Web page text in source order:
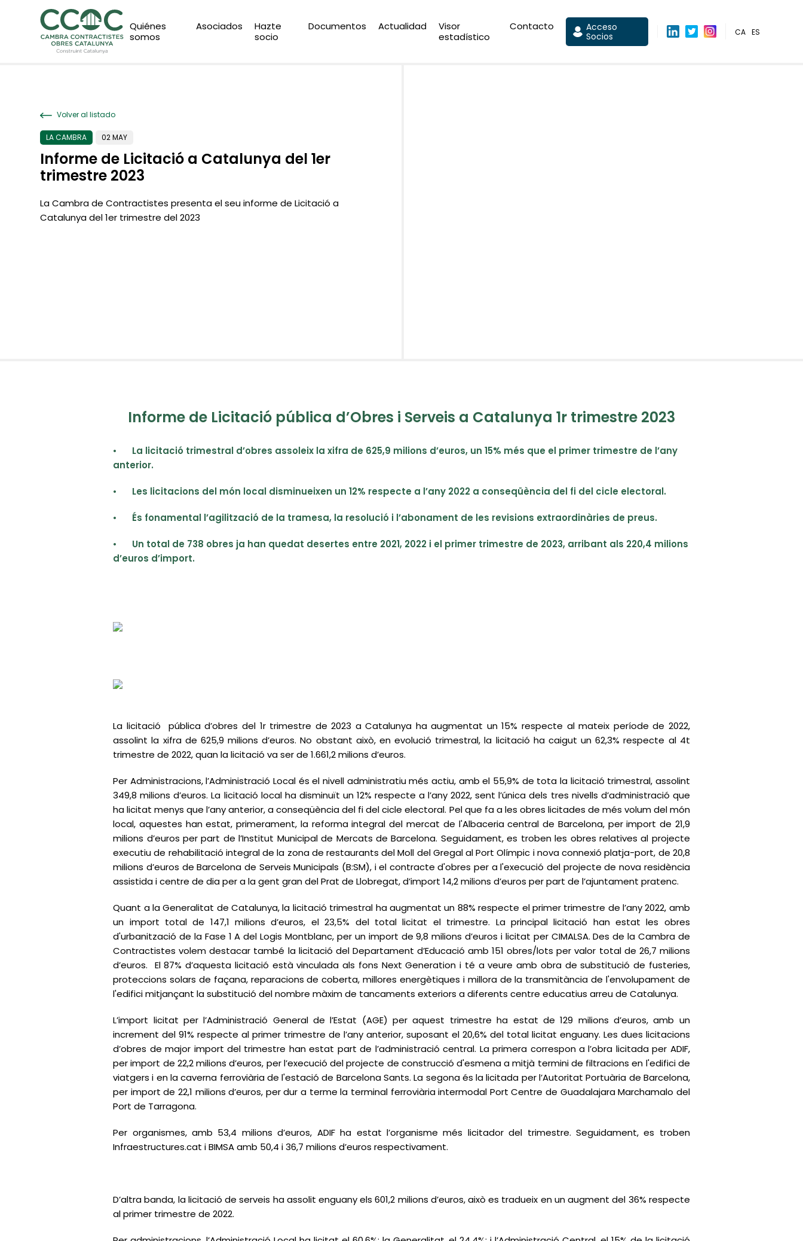
Quiénes
somos
Asociados
Hazte
socio
Documentos Actualidad
Visor
estadístico
Contacto
Acceso
Socios
CA ES
Volver al listado
LA CAMBRA 02 MAY
Informe de Licitació a Catalunya del 1er
trimestre 2023
La Cambra de Contractistes presenta el seu informe de Licitació a
Catalunya del 1er trimestre del 2023
Informe de Licitació pública d’Obres i Serveis a Catalunya 1r trimestre 2023
•
La licitació trimestral d’obres assoleix la xifra de 625,9 milions d’euros, un 15% més que el primer trimestre de l’any
anterior.
• Les licitacions del món local disminueixen un 12% respecte a l’any 2022 a conseqüència del fi del cicle electoral.
• És fonamental l’agilització de la tramesa, la resolució i l’abonament de les revisions extraordinàries de preus.
•
Un total de 738 obres ja han quedat desertes entre 2021, 2022 i el primer trimestre de 2023, arribant als 220,4 milions
d’euros d’import.
La licitació pública d’obres del 1r trimestre de 2023 a Catalunya ha augmentat un 15% respecte al mateix període de 2022,
assolint la xifra de 625,9 milions d’euros. No obstant això, en evolució trimestral, la licitació ha caigut un 62,3% respecte al 4t
trimestre de 2022, quan la licitació va ser de 1.661,2 milions d’euros.
Per Administracions, l’Administració Local és el nivell administratiu més actiu, amb el 55,9% de tota la licitació trimestral, assolint
349,8 milions d’euros. La licitació local ha disminuït un 12% respecte a l’any 2022, sent l’única dels tres nivells d’administració que
ha licitat menys que l’any anterior, a conseqüència del fi del cicle electoral. Pel que fa a les obres licitades de més volum del món
local, aquestes han estat, primerament, la reforma integral del mercat de l'Albaceria central de Barcelona, per import de 21,9
milions d’euros per part de l’Institut Municipal de Mercats de Barcelona. Seguidament, es troben les obres relatives al projecte
executiu de rehabilitació integral de la zona de restaurants del Moll del Gregal al Port Olímpic i nova connexió platja-port, de 20,8
milions d’euros de Barcelona de Serveis Municipals (B:SM), i el contracte d'obres per a l'execució del projecte de nova residència
assistida i centre de dia per a la gent gran del Prat de Llobregat, d’import 14,2 milions d’euros per part de l’ajuntament pratenc.
Quant a la Generalitat de Catalunya, la licitació trimestral ha augmentat un 88% respecte el primer trimestre de l’any 2022, amb
un import total de 147,1 milions d’euros, el 23,5% del total licitat el trimestre. La principal licitació han estat les obres
d'urbanització de la Fase 1 A del Logis Montblanc, per un import de 9,8 milions d’euros i licitat per CIMALSA. Des de la Cambra de
Contractistes volem destacar també la licitació del Departament d’Educació amb 151 obres/lots per valor total de 26,7 milions
d’euros. El 87% d’aquesta licitació està vinculada als fons Next Generation i té a veure amb obra de substitució de fusteries,
proteccions solars de façana, reparacions de coberta, millores energètiques i millora de la transmitància de l'envolupament de
l'edifici mitjançant la substitució del nombre màxim de tancaments exteriors a diferents centre educatius arreu de Catalunya.
L’import licitat per l’Administració General de l’Estat (AGE) per aquest trimestre ha estat de 129 milions d’euros, amb un
increment del 91% respecte al primer trimestre de l’any anterior, suposant el 20,6% del total licitat enguany. Les dues licitacions
d’obres de major import del trimestre han estat part de l’administració central. La primera correspon a l’obra licitada per ADIF,
per import de 22,2 milions d’euros, per l’execució del projecte de construcció d'esmena a mitjà termini de filtracions en l'edifici de
viatgers i en la caverna ferroviària de l'estació de Barcelona Sants. La segona és la licitada per l’Autoritat Portuària de Barcelona,
per import de 22,1 milions d’euros, per dur a terme la terminal ferroviària intermodal Port Centre de Guadalajara Marchamalo del
Port de Tarragona.
Per organismes, amb 53,4 milions d’euros, ADIF ha estat l’organisme més licitador del trimestre. Seguidament, es troben
Infraestructures.cat i BIMSA amb 50,4 i 36,7 milions d’euros respectivament.
D’altra banda, la licitació de serveis ha assolit enguany els 601,2 milions d’euros, això es tradueix en un augment del 36% respecte
al primer trimestre de 2022.